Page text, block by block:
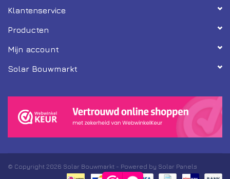
Klantenservice
Producten
Mijn account
Solar Bouwmarkt
© Copyright 2026 Solar Bouwmarkt - Powered by Solar Panels